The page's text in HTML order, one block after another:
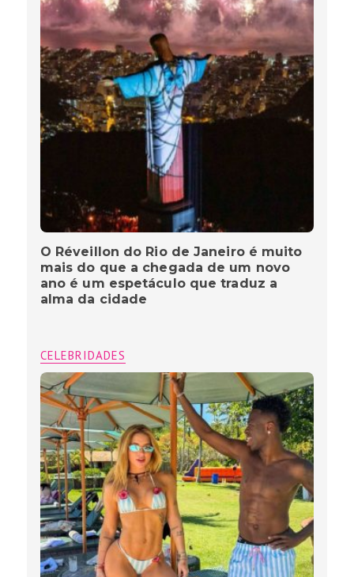
O Réveillon do Rio de Janeiro é muito
mais do que a chegada de um novo
ano é um espetáculo que traduz a
alma da cidade
CELEBRIDADES